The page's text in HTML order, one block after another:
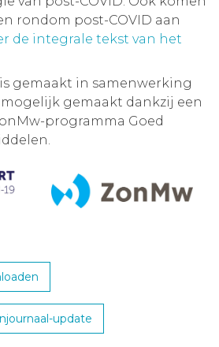
rondom post-COVID aan
de integrale tekst van het
gemaakt in samenwerking
gemaakt dankzij een
programma Goed
update